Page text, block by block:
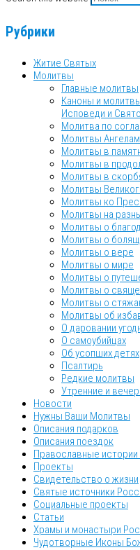
Рубрики
Житие Святых
Молитвы
Главные молитвы
Каноны и
Исповеди и
Молитва по
Молитвы Ангелам
Молитвы в
Молитвы в
Молитвы в
Молитвы
Молитвы ко
Молитвы на
Молитвы о
Молитвы о
Молитвы о вере
Молитвы о мире
Молитвы о
Молитвы о
Молитвы о
Молитвы об
О даровании
О самоубийцах
Об усопших детях
Псалтирь
Редкие молитвы
Утренние и
Новости
Нужны Ваши Молитвы
Описания подарков
Описания поездок
Православные истории
Проекты
Свидетельство о жизни
Святые источники
Социальные проекты
Статьи
Храмы и монастыри
Чудотворные Иконы